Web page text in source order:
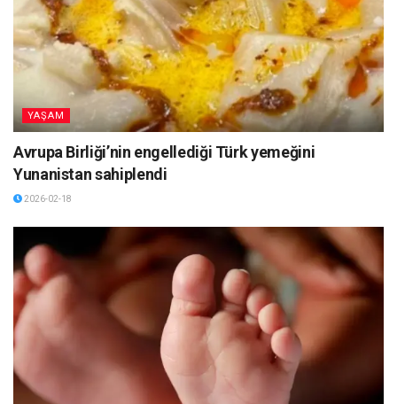
YAŞAM
Avrupa Birliği’nin engellediği Türk yemeğini
Yunanistan sahiplendi
2026-02-18